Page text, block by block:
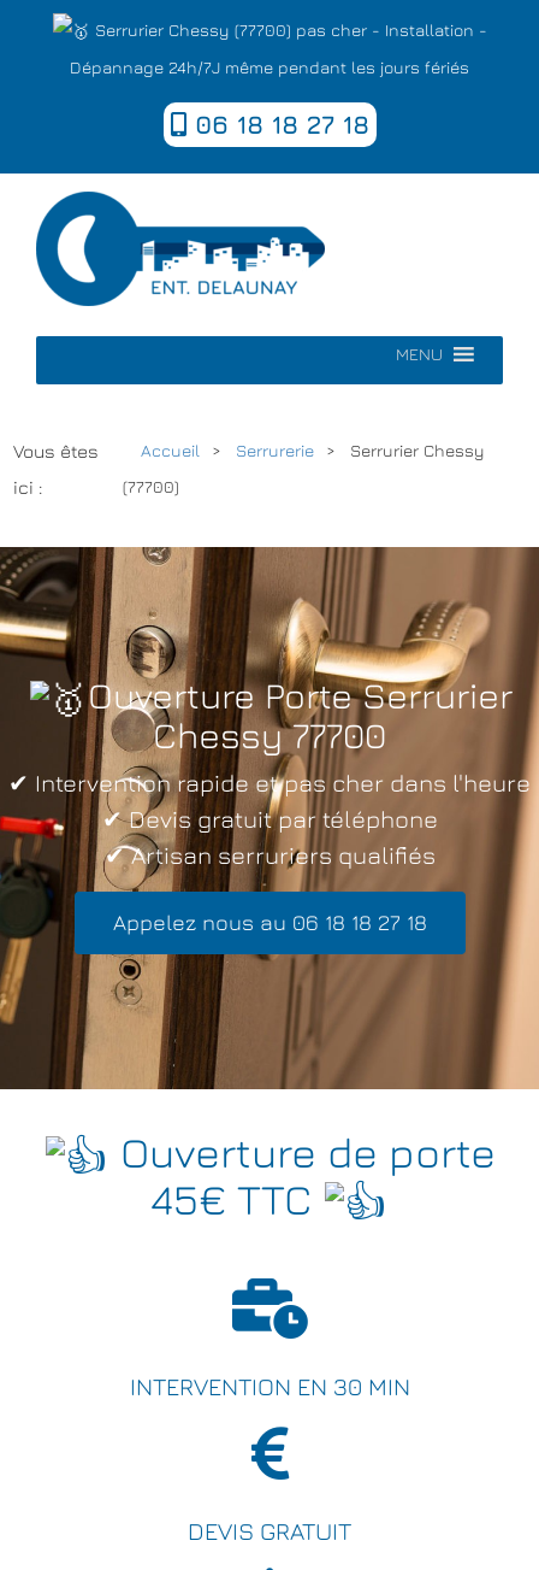
Serrurier Chessy (77700) pas cher - Installation -
Dépannage 24h/7J même pendant les jours fériés
06 18 18 27 18
MENU
Vous êtes
ici :
Accueil Serrurerie
Serrurier Chessy
(77700)
Ouverture Porte Serrurier
Chessy 77700
✔ Intervention rapide et pas cher dans l'heure
✔ Devis gratuit par téléphone
✔ Artisan serruriers qualifiés
Appelez nous au 06 18 18 27 18
Ouverture de porte
45€ TTC
INTERVENTION EN 30 MIN
DEVIS GRATUIT